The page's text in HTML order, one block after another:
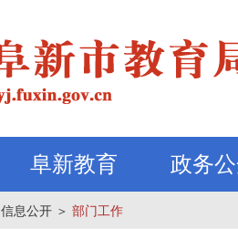
阜新教育 政务
信息公开 ＞ 部门工作